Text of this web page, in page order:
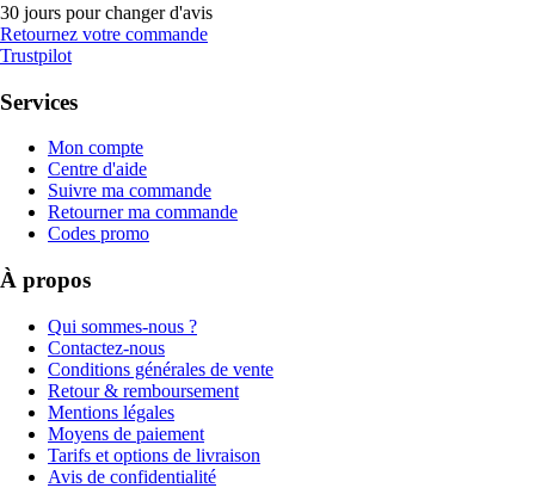
30 jours pour changer d'avis
Retournez votre commande
Trustpilot
Services
Mon compte
Centre d'aide
Suivre ma commande
Retourner ma commande
Codes promo
À propos
Qui sommes-nous ?
Contactez-nous
Conditions générales de vente
Retour & remboursement
Mentions légales
Moyens de paiement
Tarifs et options de livraison
Avis de confidentialité